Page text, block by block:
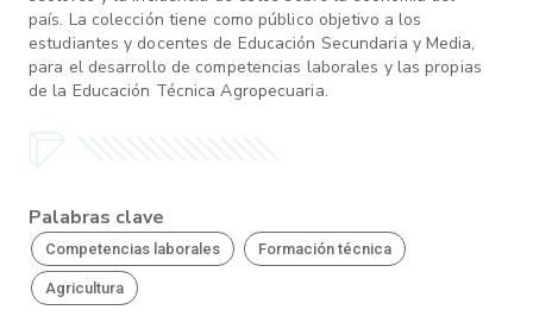
país. La colección tiene como público objetivo a los
estudiantes y docentes de Educación Secundaria y Media,
para el desarrollo de competencias laborales y las propias
de la Educación Técnica Agropecuaria.
Palabras clave
Competencias laborales Formación técnica
Agricultura